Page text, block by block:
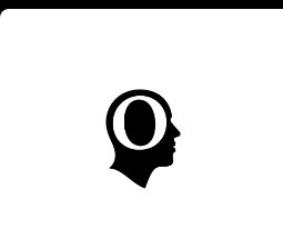
* Las evaluaciones de
clínico, los resultados de
neuropsicológica (por
puede ser realizada por
un dispositivo médico
uso del producto debe
sujeto humano nunca no